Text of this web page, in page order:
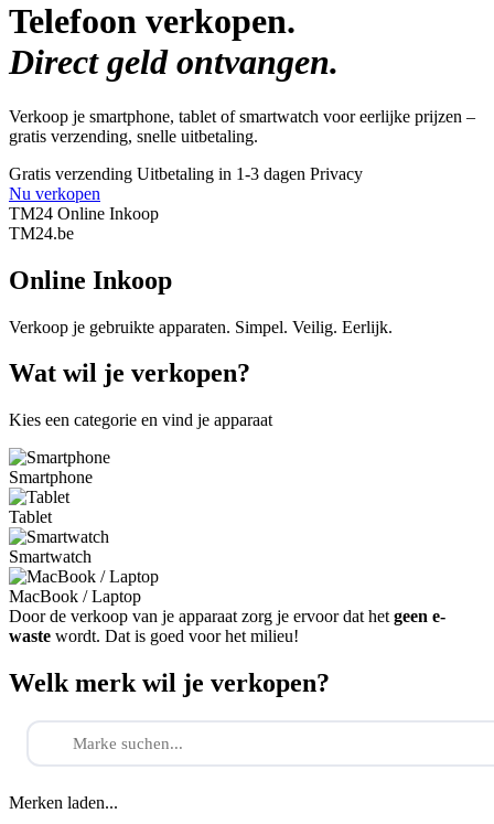
Telefoon verkopen.
Direct geld ontvangen.
Verkoop je smartphone, tablet of smartwatch voor eerlijke prijzen –
gratis verzending, snelle uitbetaling.
Gratis verzending Uitbetaling in 1-3 dagen Privacy
Nu verkopen
TM24 Online Inkoop
TM24.be
Online Inkoop
Verkoop je gebruikte apparaten. Simpel. Veilig. Eerlijk.
Wat wil je verkopen?
Kies een categorie en vind je apparaat
Smartphone
Tablet
Smartwatch
MacBook / Laptop
Door de verkoop van je apparaat zorg je ervoor dat het geen e-
waste wordt. Dat is goed voor het milieu!
Welk merk wil je verkopen?
Merken laden...